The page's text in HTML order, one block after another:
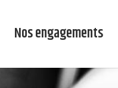
Nos engagements